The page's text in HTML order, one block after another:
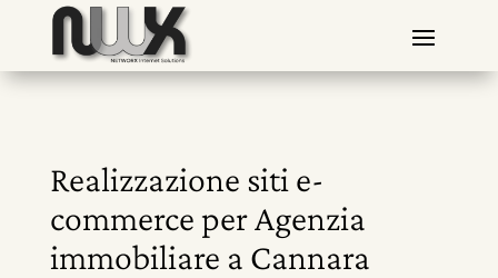
Realizzazione siti e-
commerce per Agenzia
immobiliare a Cannara